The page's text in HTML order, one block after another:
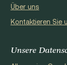
Über uns
Kontaktieren Sie
Unsere